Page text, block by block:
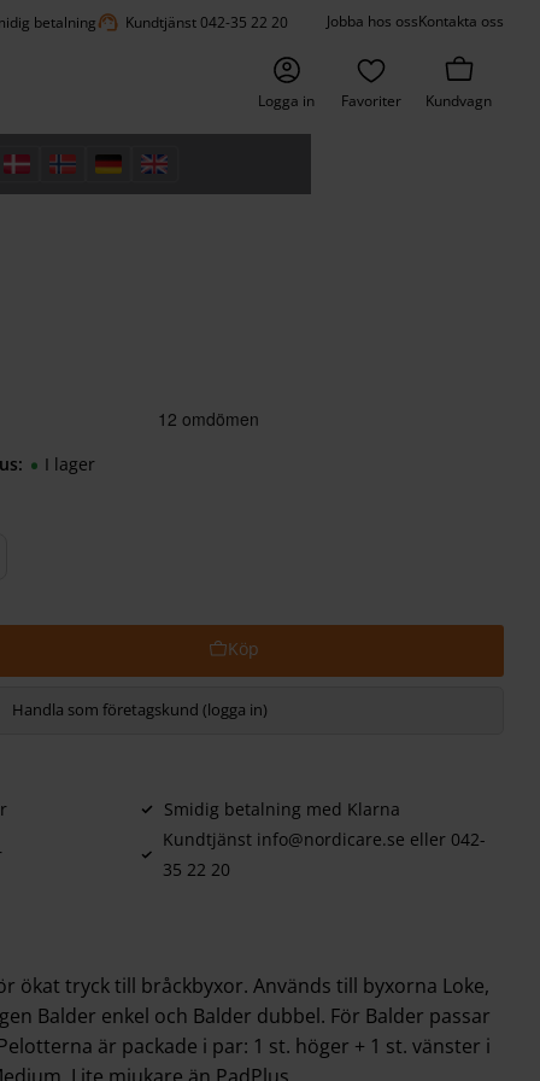
betalningsupport_agent Kundtjänst 042-35 22 20 Jobba hos ossKontakta oss
Logga in Favoriter Kundvagn
Handla som företagskund (logga in)
Smidig betalning med Klarna
Kundtjänst info@nordicare.se eller 042-
35 22 20
I lager
ökat tryck till bråckbyxor. Används till byxorna Loke,
Balder enkel och Balder dubbel. För Balder passar
är packade i par: 1 st. höger + 1 st. vänster i